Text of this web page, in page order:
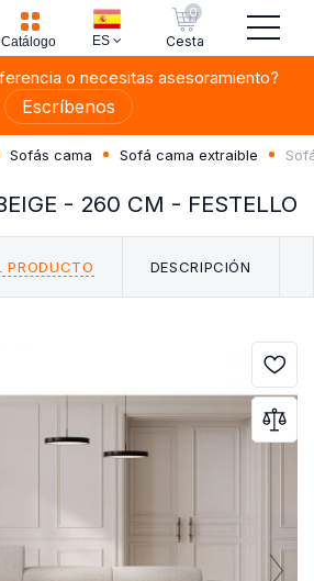
Catálogo ES
0
Cesta
o necesitas asesoramiento?
Escríbenos
Sofás cama Sofá cama extraible
- 260 CM - FESTELLO
PRODUCTO DESCRIPCIÓN